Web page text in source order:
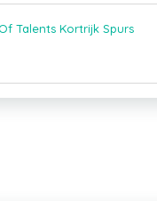
Talents Kortrijk Spurs